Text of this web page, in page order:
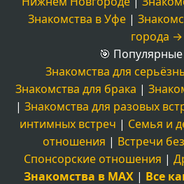
Знакомства в Уфе|
города →
🎯
Знакомства для
Знакомства для брака |
| Знакомства для разовых
интимных встреч | Семья и
отношения | Встречи
Спонсорские отношения |
Знакомства в MAX | Все